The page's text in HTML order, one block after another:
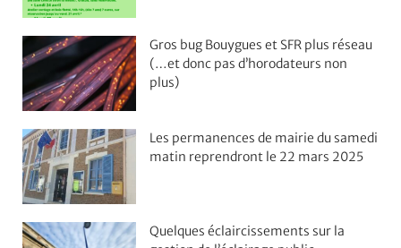
Gros bug Bouygues et SFR plus réseau
(…et donc pas d’horodateurs non
plus)
Les permanences de mairie du samedi
matin reprendront le 22 mars 2025
Quelques éclaircissements sur la